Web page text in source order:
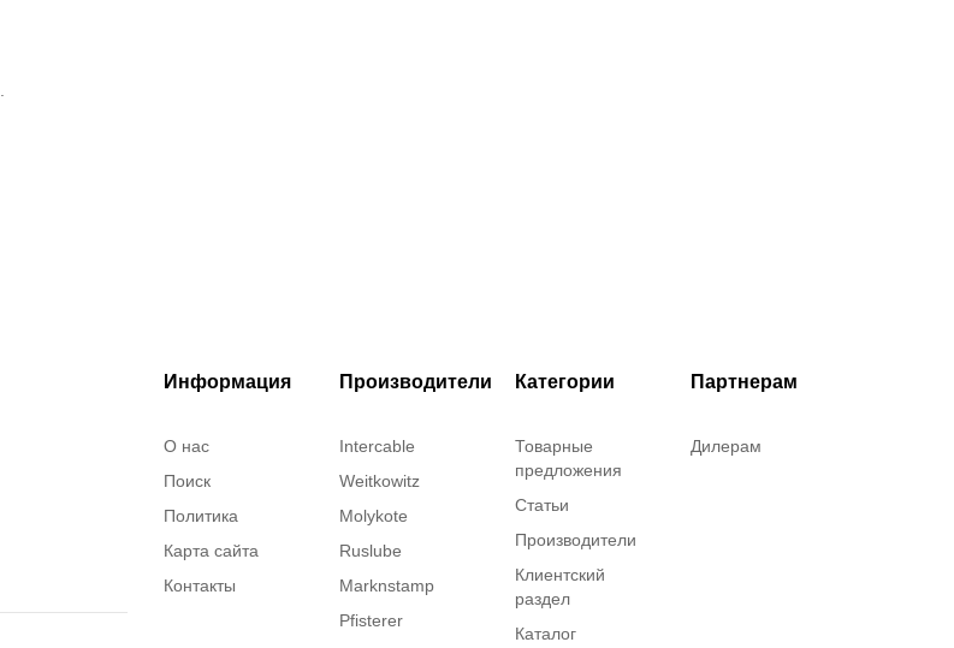
Информация
О нас
Поиск
Политика
Карта сайта
Контакты
Производители
Intercable
Weitkowitz
Molykote
Ruslube
Marknstamp
Pfisterer
Категории
Товарные
предложения
Статьи
Производители
Клиентский
раздел
Каталог
Партнерам
Дилерам